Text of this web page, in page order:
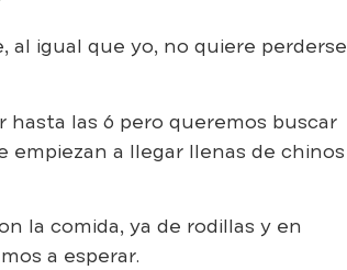
al igual que yo, no quiere perderse
hasta las 6 pero queremos buscar
a llegar llenas de chinos
la comida, ya de rodillas y en
a esperar.